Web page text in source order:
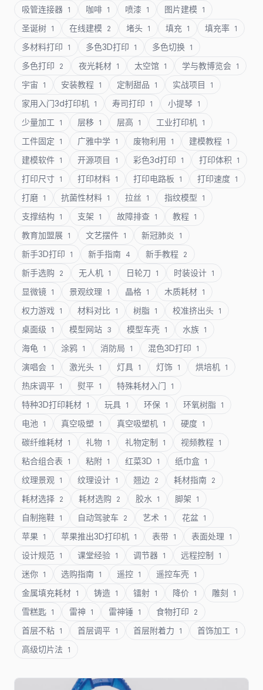
吸管连接器 1 咖啡 1 喷漆 1 图片建模 1
圣诞树 1 在线建模 2 堵头 1 填充 1 填充率 1
多材料打印 1 多色3D打印 1 多色切换 1
多色打印 2 夜光耗材 1 太空馆 1 学与教博览会 1
宇宙 1 安装教程 1 定制甜品 1 实战项目 1
家用入门3d打印机 1 寿司打印 1 小提琴 1
少量加工 1 层移 1 层高 1 工业打印机 1
工件固定 1 广雅中学 1 废物利用 1 建模教程 1
建模软件 1 开源项目 1 彩色3d打印 1 打印体积 1
打印尺寸 1 打印材料 1 打印电路板 1 打印速度 1
打磨 1 抗菌性材料 1 拉丝 1 指纹模型 1
支撑结构 1 支架 1 故障排查 1 教程 1
教育加盟展 1 文艺摆件 1 新冠肺炎 1
新手3D打印 1 新手指南 4 新手教程 2
新手选购 2 无人机 1 日轮刀 1 时装设计 1
显微镜 1 景观纹理 1 晶格 1 木质耗材 1
权力游戏 1 材料对比 1 树脂 1 校准挤出头 1
桌面级 1 模型网站 3 模型车壳 1 水族 1
海龟 1 涂鸦 1 消防局 1 混色3D打印 1
演唱会 1 激光头 1 灯具 1 灯饰 1 烘培机 1
热床调平 1 熨平 1 特殊耗材入门 1
特种3D打印耗材 1 玩具 1 环保 1 环氧树脂 1
电池 1 真空吸塑 1 真空吸塑机 1 硬度 1
碳纤维耗材 1 礼物 1 礼物定制 1 视频教程 1
粘合组合表 1 粘附 1 红菜3D 1 纸巾盒 1
纹理景观 1 纹理设计 1 翘边 2 耗材指南 2
耗材选择 2 耗材选购 2 胶水 1 脚架 1
自制拖鞋 1 自动驾驶车 2 艺术 1 花盆 1
苹果 1 苹果推出3D打印机 1 表带 1 表面处理 1
设计规范 1 课堂经验 1 调节器 1 远程控制 1
迷你 1 选购指南 1 遥控 1 遥控车壳 1
金属填充耗材 1 铸造 1 镭射 1 降价 1 雕刻 1
雪糕匙 1 雷神 1 雷神锤 1 食物打印 2
首层不粘 1 首层调平 1 首层附着力 1 首饰加工 1
高级切片法 1